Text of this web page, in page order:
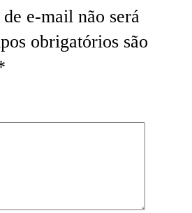
e-mail não será
obrigatórios são